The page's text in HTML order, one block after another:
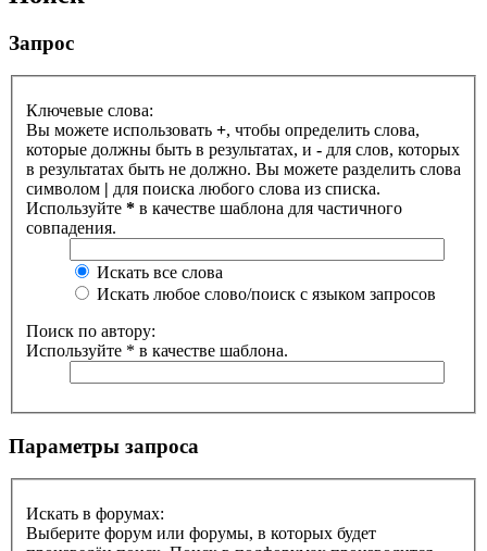
Запрос
Ключевые слова:
Вы можете использовать +, чтобы определить слова,
которые должны быть в результатах, и - для слов, которых
в результатах быть не должно. Вы можете разделить слова
символом | для поиска любого слова из списка.
Используйте * в качестве шаблона для частичного
совпадения.
Искать все слова
Искать любое слово/поиск с языком запросов
Поиск по автору:
Используйте * в качестве шаблона.
Параметры запроса
Искать в форумах:
Выберите форум или форумы, в которых будет